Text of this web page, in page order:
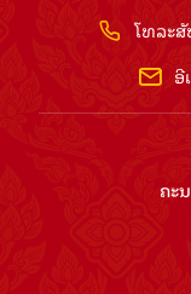
ໂທລະສັ
ອີ
ຄະ